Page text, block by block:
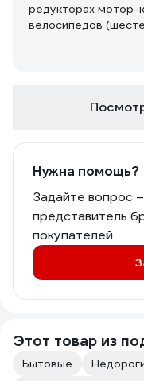
редукторах мотор-
велосипедов
Нужна помощь?
Задайте вопрос
представитель
покупателей
Этот товар из
Бытовые